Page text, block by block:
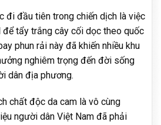
đi đầu tiên trong chiến dịch là việc
tẩy trắng cây cối dọc theo quốc
phun rải này đã khiến nhiều khu
nghiêm trọng đến đời sống
dân địa phương.
chất độc da cam là vô cùng
người dân Việt Nam đã phải